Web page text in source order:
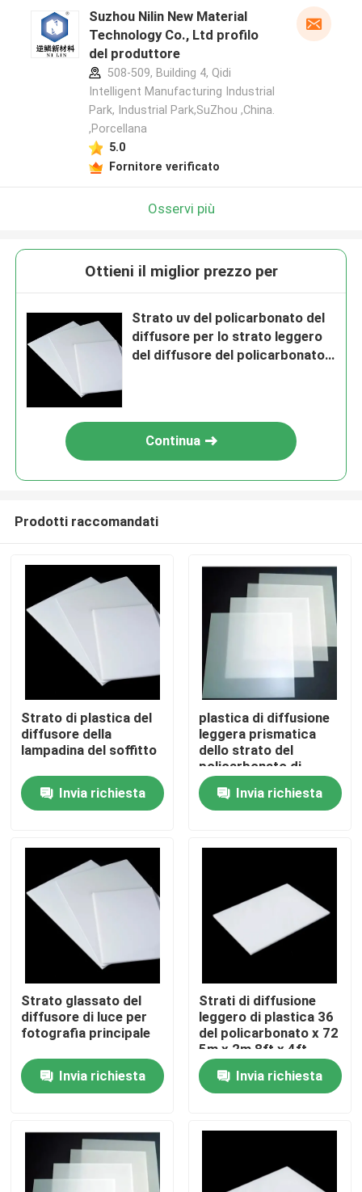
Casa
Chi siamo
Prodotti
Video
strato della cavità del policarbonato
Strato impresso policarbonato
strato ondulato del policarbonato
Strato acrilico di plastica
Suzhou Nilin New Material
Technology Co., Ltd profilo
del produttore
508-509, Building 4, Qidi
Intelligent Manufacturing Industrial
Park, Industrial Park,SuZhou ,China.
,Porcellana
5.0
Fornitore verificato
Osservi più
Ottieni il miglior prezzo per
Strato uv del policarbonato del
diffusore per lo strato leggero
del diffusore del policarbonato
Continua
Prodotti raccomandati
Strato di plastica del
diffusore della
lampadina del soffitto
Invia richiesta
plastica di diffusione
leggera prismatica
dello strato del
policarbonato di
300x300mm
Invia richiesta
Strato glassato del
diffusore di luce per
fotografia principale
Invia richiesta
Strati di diffusione
leggero di plastica 36
del policarbonato x 72
5m x 2m 8ft x 4ft
Invia richiesta